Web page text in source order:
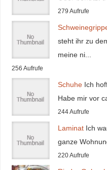
279 Aufrufe
steht ihr zu
meine ni...
256 Aufrufe
Schuhe Ich
Habe mir vor
244 Aufrufe
Laminat Ich
ganze
220 Aufrufe